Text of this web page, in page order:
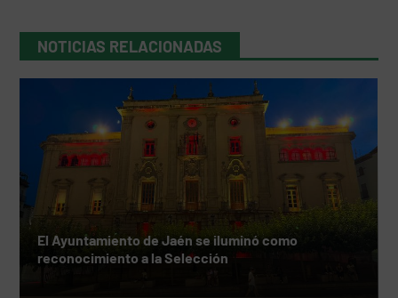
NOTICIAS RELACIONADAS
El Ayuntamiento de Jaén se iluminó como
reconocimiento a la Selección